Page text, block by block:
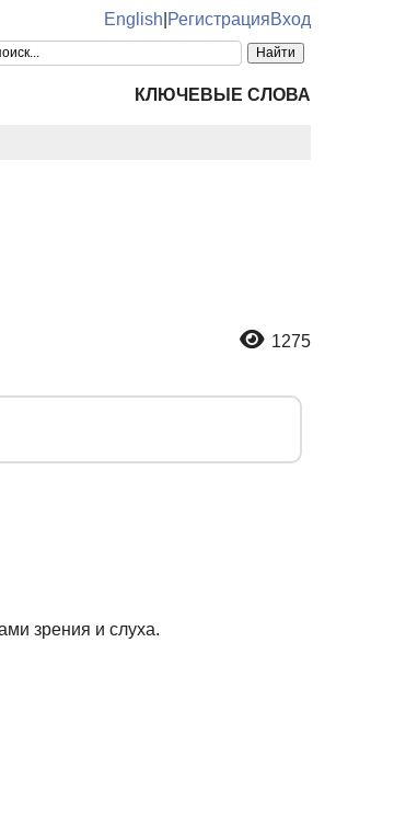
English РегистрацияВход
КЛЮЧЕВЫЕ СЛОВА
1275
зрения и слуха.